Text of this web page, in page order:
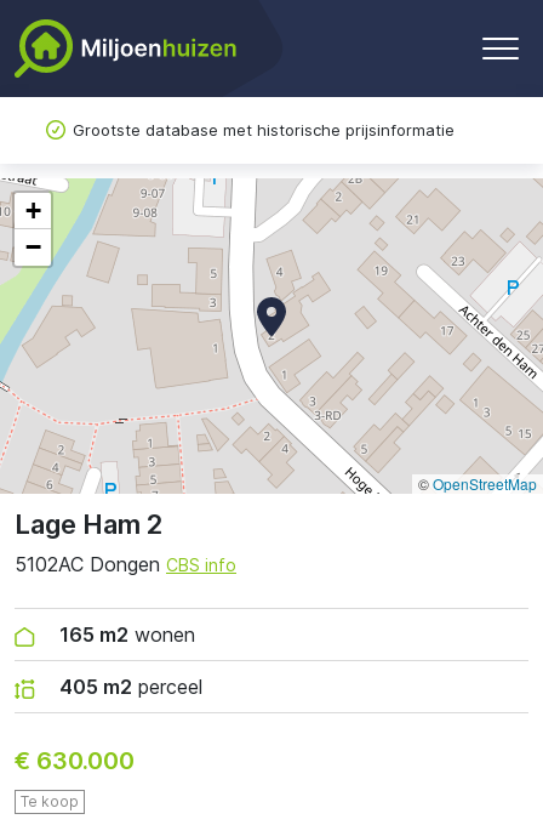
Grootste database met historische prijsinformatie
Lage Ham 2
5102AC Dongen CBS info
165 m2 wonen
405 m2 perceel
€ 630.000
Te koop
+
−
©OpenStreetMap